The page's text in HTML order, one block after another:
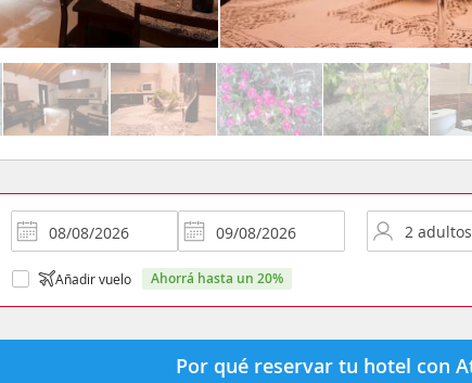
Añadir vuelo ahorrá hasta un 20%
Por qué reservar tu hotel con